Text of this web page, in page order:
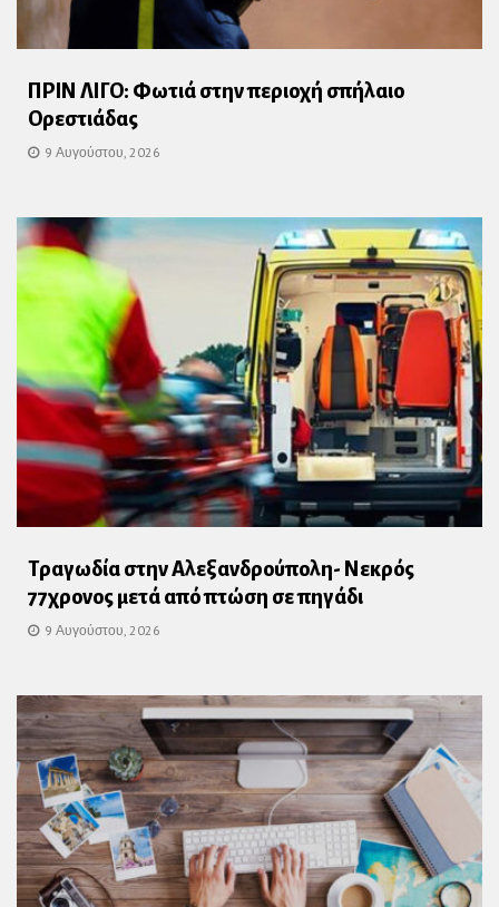
ΠΡΙΝ ΛΙΓΟ: Φωτιά στην περιοχή σπήλαιο
Ορεστιάδας
9 Αυγούστου, 2026
Τραγωδία στην Αλεξανδρούπολη- Νεκρός
77χρονος μετά από πτώση σε πηγάδι
9 Αυγούστου, 2026